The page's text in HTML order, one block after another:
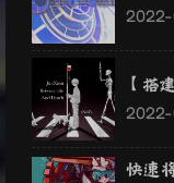
【搭
快速